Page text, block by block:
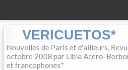
VERICUETOS*
Nouvelles de Paris et d'ailleurs.
octobre 2008 par Libia Acero-
et francophones*